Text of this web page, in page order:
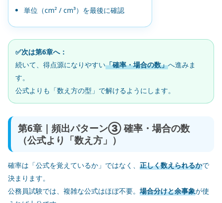
単位（cm² / cm³）を最後に確認
✅次は第6章へ：
続いて、得点源になりやすい「確率・場合の数」へ進みま
す。
公式よりも「数え方の型」で解けるようにします。
第6章｜頻出パターン③ 確率・場合の数
（公式より「数え方」）
確率は「公式を覚えているか」ではなく、 正しく数えられるかで
決まります。
公務員試験では、複雑な公式はほぼ不要。 場合分けと余事象が使